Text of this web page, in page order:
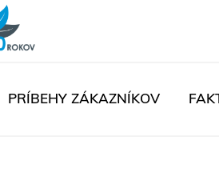
PRÍBEHY ZÁKAZNÍKOV